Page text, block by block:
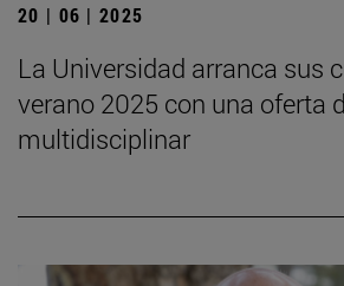
20 | 06 | 2025
La Universidad arranca sus
verano 2025 con una oferta
multidisciplinar